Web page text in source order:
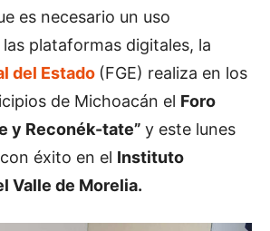
es necesario un uso
plataformas digitales, la
del Estado (FGE) realiza en los
de Michoacán el Foro
y Reconék-tate” y este lunes
éxito en el Instituto
Valle de Morelia.